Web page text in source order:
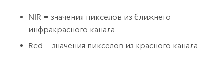
NIR = значения пикселов из ближнего
инфракрасного канала
Red = значения пикселов из красного канала